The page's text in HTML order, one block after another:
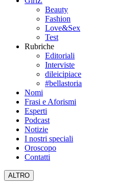
Beauty
Fashion
Love&Sex
Test
Rubriche
Editoriali
Interviste
dileicipiace
#bellastoria
Nomi
Frasi e Aforismi
Esperti
Podcast
Notizie
I nostri speciali
Oroscopo
Contatti
ALTRO